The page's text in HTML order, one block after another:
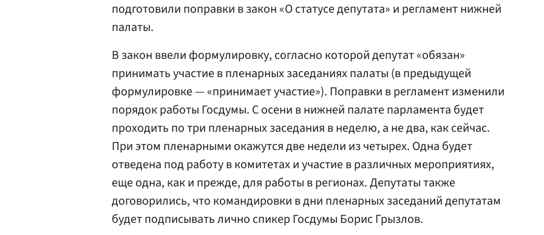
подготовили поправки в закон «О статусе депутата» и регламент нижней
палаты.
В закон ввели формулировку, согласно которой депутат «обязан»
принимать участие в пленарных заседаниях палаты (в предыдущей
формулировке — «принимает участие»). Поправки в регламент изменили
порядок работы Госдумы. С осени в нижней палате парламента будет
проходить по три пленарных заседания в неделю, а не два, как сейчас.
При этом пленарными окажутся две недели из четырех. Одна будет
отведена под работу в комитетах и участие в различных мероприятиях,
еще одна, как и прежде, для работы в регионах. Депутаты также
договорились, что командировки в дни пленарных заседаний депутатам
будет подписывать лично спикер Госдумы Борис Грызлов.